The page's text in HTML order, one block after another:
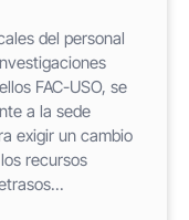
del personal
FAC-USO, se
a la sede
exigir un cambio
recursos